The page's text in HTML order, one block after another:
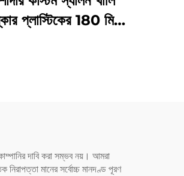
প্লাস্টিকের 180 মিলি
দাবি করা সম্ভব নয়। আমরা
মানের সর্বোচ্চ মানদণ্ড পূরণ